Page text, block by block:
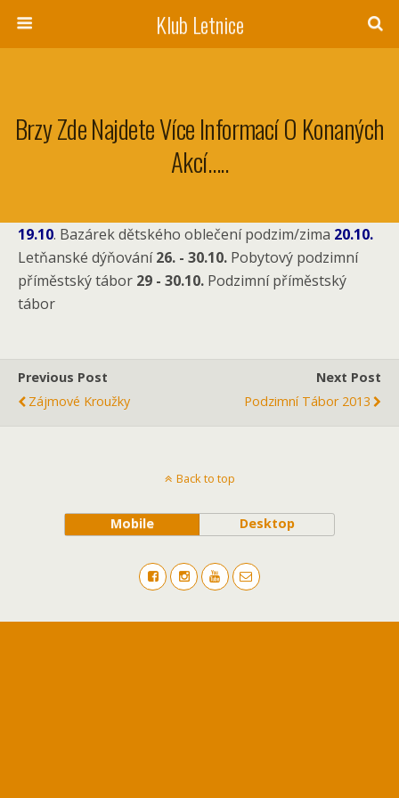
Klub Letnice
Brzy Zde Najdete Více Informací O Konaných
Akcí…..
19.10. Bazárek dětského oblečení podzim/zima 20.10.
Letňanské dýňování26. - 30.10. Pobytový podzimní
příměstský tábor 29 - 30.10. Podzimní příměstský
tábor
Previous Post
Zájmové Kroužky
Next Post
Podzimní Tábor 2013
Back to top
Mobile Desktop